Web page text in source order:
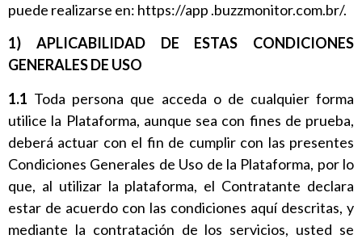
puede realizarse en: https://app .buzzmonitor.com.br/.
1) APLICABILIDAD DE ESTAS CONDICIONES
GENERALES DE USO
1.1 Toda persona que acceda o de cualquier forma
utilice la Plataforma, aunque sea con fines de prueba,
deberá actuar con el fin de cumplir con las presentes
Condiciones Generales de Uso de la Plataforma, por lo
que, al utilizar la plataforma, el Contratante declara
estar de acuerdo con las condiciones aquí descritas, y
mediante la contratación de los servicios, usted se